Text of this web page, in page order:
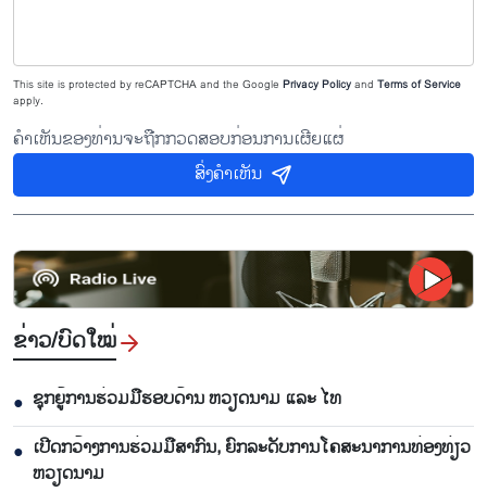
This site is protected by reCAPTCHA and the Google Privacy Policyand Terms of Service
apply.
ຄຳເຫັນຂອງທ່ານຈະຖືກກວດສອບກ່ອນການເຜີຍແຜ່
ສົ່ງຄຳເຫັນ
ຂ່າວ/ບົດ​ໃໝ່
● ຊຸກຍູ້ການຮ່ວມມືຮອບດ້ານ ຫວຽດນາມ ແລະ ໄທ
● ເປີດກວ້າງການຮ່ວມມືສາກົນ, ຍົກລະດັບການໂຄສະນາການທ່ອງທ່ຽວ
ຫວຽດນາມ